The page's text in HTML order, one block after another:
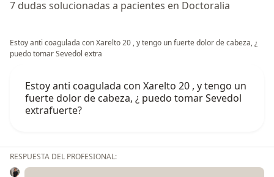
7 dudas solucionadas a pacientes en Doctoralia
Estoy anti coagulada con Xarelto 20 , y tengo un fuerte dolor de cabeza, ¿
puedo tomar Sevedol extra
Estoy anti coagulada con Xarelto 20 , y tengo un
fuerte dolor de cabeza, ¿ puedo tomar Sevedol
extrafuerte?
RESPUESTA DEL PROFESIONAL: